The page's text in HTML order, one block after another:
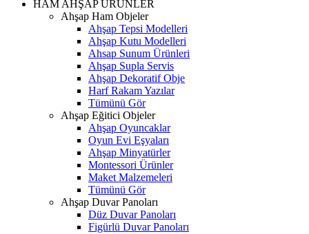
HAM AHŞAP ÜRÜNLER
Ahşap Ham Objeler
Ahşap Tepsi Modelleri
Ahşap Kutu Modelleri
Ahsap Sunum Ürünleri
Ahşap Supla Servis
Ahşap Dekoratif Obje
Harf Rakam Yazılar
Tümünü Gör
Ahşap Eğitici Objeler
Ahşap Oyuncaklar
Oyun Evi Eşyaları
Ahşap Minyatürler
Montessori Ürünler
Maket Malzemeleri
Tümünü Gör
Ahşap Duvar Panoları
Düz Duvar Panoları
Figürlü Duvar Panoları